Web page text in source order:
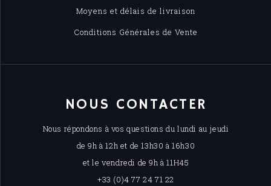
Moyens et délais de livraison
Conditions Générales de Vente
NOUS CONTACTER
Nous répondons à vos questions du lundi au jeudi
de 9h à 12h et de 13h30 à 16h30
et le vendredi de 9h à 11H45
+33 (0)4 77 24 71 22